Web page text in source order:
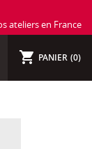
ateliers en France
shopping_cart PANIER (0)